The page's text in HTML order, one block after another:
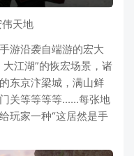
天地
游沿袭自端游的宏大
江湖”的恢宏场景，诸
东京汴梁城，满山鲜
关等等等等......每张地
玩家一种“这居然是手